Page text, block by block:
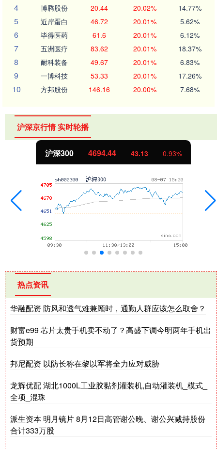
4 博腾股份 20.44 20.02% 14.77%
5 近岸蛋白 46.72 20.01% 5.62%
6 毕得医药 61.6 20.01% 6.12%
7 五洲医疗 83.62 20.01% 18.37%
8 耐科装备 49.67 20.01% 6.83%
9 一博科技 53.33 20.01% 17.26%
10 方邦股份 146.16 20.00% 7.68%
沪深京行情 实时轮播
沪深300 4694.44 43.13 0.93%
热点资讯
华融配资 防风和透气难兼顾时，通勤人群应该怎么取舍？
财富e99 芯片太贵手机卖不动了？高盛下调今明两年手机出
货预期
邦尼配资 以防长称在黎以军将全力应对威胁
龙辉优配 湖北1000L工业胶黏剂灌装机,自动灌装机_模式_
全项_混珠
派生资本 明月镜片 8月12日高管谢公晚、谢公兴减持股份
合计333万股